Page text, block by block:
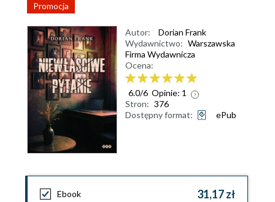
Promocja
Autor:
Dorian Frank
Wydawnictwo: Warszawska
Firma Wydawnicza
Ocena:
6.0/6 Opinie: 1
Stron: 376
Dostępny format:
ePub
Ebook 31,17 zł